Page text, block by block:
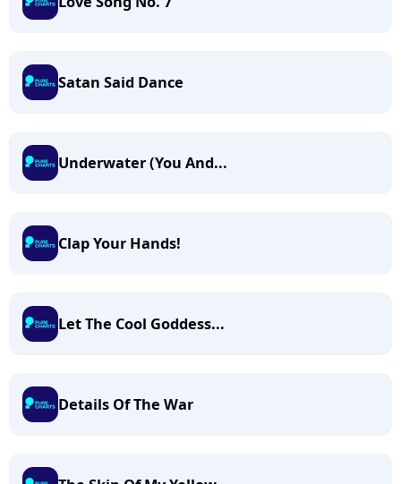
Satan Said Dance
Underwater (You And...
Clap Your Hands!
Let The Cool Goddess...
Details Of The War